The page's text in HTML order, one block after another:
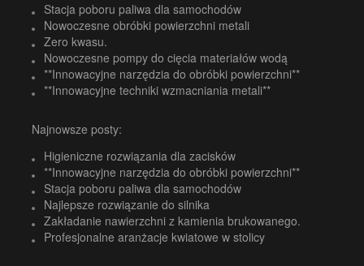
Stacja poboru paliwa dla samochodów
Nowoczesne obróbki powierzchni metali
Zero kwasu.
Nowoczesne pompy do cięcia materiałów wodą
**Innowacyjne narzędzia do obróbki powierzchni**
**Innowacyjne techniki wzmacniania metali**
Najnowsze posty:
Higieniczne rozwiązania dla zacisków
**Innowacyjne narzędzia do obróbki powierzchni**
Stacja poboru paliwa dla samochodów
Najlepsze rozwiązanie do silnika
Zakładanie nawierzchni z kamienia brukowanego.
Profesjonalne aranżacje kwiatowe w stolicy